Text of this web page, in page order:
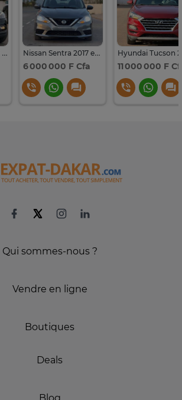
HYUNDAI SANTAFÉ AWD 2017 Nissan Sentra 2017 essence 1.8L venant
6 000 000 F Cfa 11 000 000 F
Qui sommes-nous ?
Vendre en ligne
Boutiques
Deals